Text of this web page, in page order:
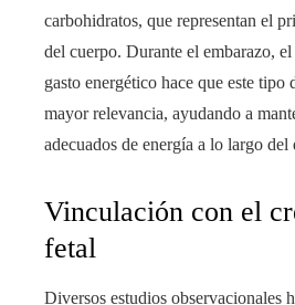
carbohidratos, que representan el
del cuerpo. Durante el embarazo,
gasto energético hace que este tipo
mayor relevancia, ayudando a
adecuados de energía a lo largo del
Vinculación con el
fetal
Diversos estudios observacionales